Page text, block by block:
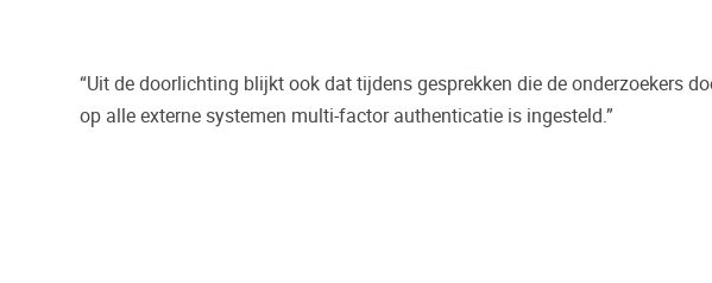
“Uit de doorlichting blijkt ook dat tijdens gesprekken die de onderzoekers
op alle externe systemen multi-factor authenticatie is ingesteld.”